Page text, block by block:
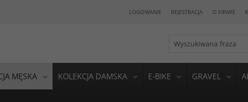
LOGOWANIE REJESTRACJA O FIRMIE
MĘSKA KOLEKCJA DAMSKA E-BIKE GRAVEL